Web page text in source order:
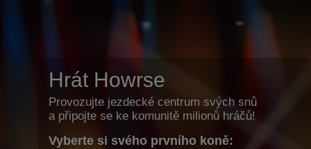
Hrát Howrse
Provozujte jezdecké centrum svých snů
a připojte se ke komunitě milionů hráčů!
Vyberte si svého prvního koně: